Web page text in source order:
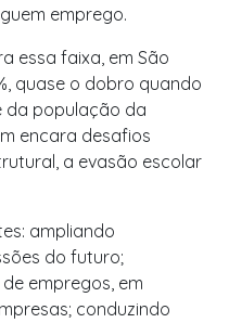
emprego.
essa faixa, em São
quase o dobro quando
da população da
encara desafios
a evasão escolar
ampliando
do futuro;
empregos, em
conduzindo